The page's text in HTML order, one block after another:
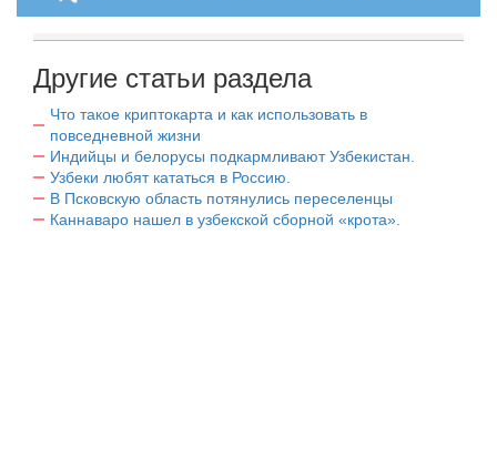
Другие статьи раздела
Что такое криптокарта и как использовать в
повседневной жизни
Индийцы и белорусы подкармливают Узбекистан.
Узбеки любят кататься в Россию.
В Псковскую область потянулись переселенцы
Каннаваро нашел в узбекской сборной «крота».